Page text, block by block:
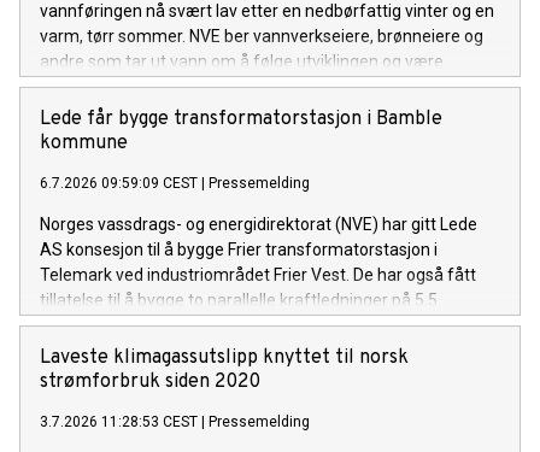
vannføringen nå svært lav etter en nedbørfattig vinter og en
varm, tørr sommer. NVE ber vannverkseiere, brønneiere og
andre som tar ut vann om å følge utviklingen og være
forberedt på å gjøre vannbesparende tiltak om det ikke
kommer mye regn de neste ukene.
Lede får bygge transformatorstasjon i Bamble
kommune
6.7.2026 09:59:09 CEST Pressemelding
Norges vassdrags- og energidirektorat (NVE) har gitt Lede
AS konsesjon til å bygge Frier transformatorstasjon i
Telemark ved industriområdet Frier Vest. De har også fått
tillatelse til å bygge to parallelle kraftledninger på 5,5
kilometer, for å knytte stasjonen til Herum
transformatorstasjon.
Laveste klimagassutslipp knyttet til norsk
strømforbruk siden 2020
3.7.2026 11:28:53 CEST Pressemelding